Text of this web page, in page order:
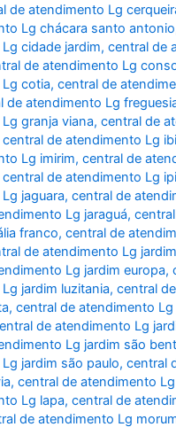
de atendimento Lg
Lg chácara santo antonio
cidade jardim,central de
de atendimento Lg
cotia,central de
de atendimento Lg
granja viana,central de
central de atendimento Lg
Lg imirim,central de
central de atendimento Lg
jaguara,central de
Lg jaraguá,
franco,central de
de atendimento Lg
Lg jardim europa,
jardim luzitania,central
,central de atendimento Lg
de atendimento Lg
Lg jardim são
jardim são paulo,central
,central de atendimento
Lg lapa,central de
de atendimento Lg